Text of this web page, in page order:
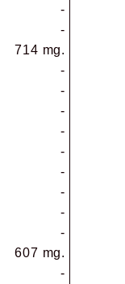
-
-
714 mg.
-
-
-
-
-
-
-
-
-
607 mg.
-